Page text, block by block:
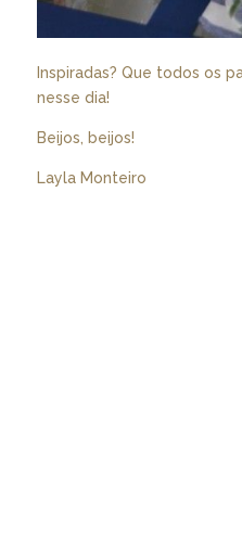
Inspiradas? Que todos os
nesse dia!
Beijos, beijos!
Layla Monteiro